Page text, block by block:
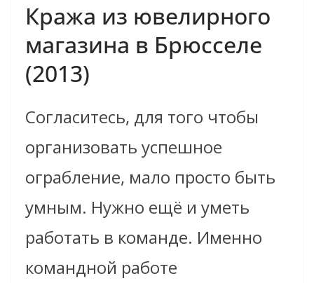
Кража из ювелирного
магазина в Брюсселе
(2013)
Согласитесь, для того чтобы
организовать успешное
ограбление, мало просто быть
умным. Нужно ещё и уметь
работать в команде. Именно
командной работе